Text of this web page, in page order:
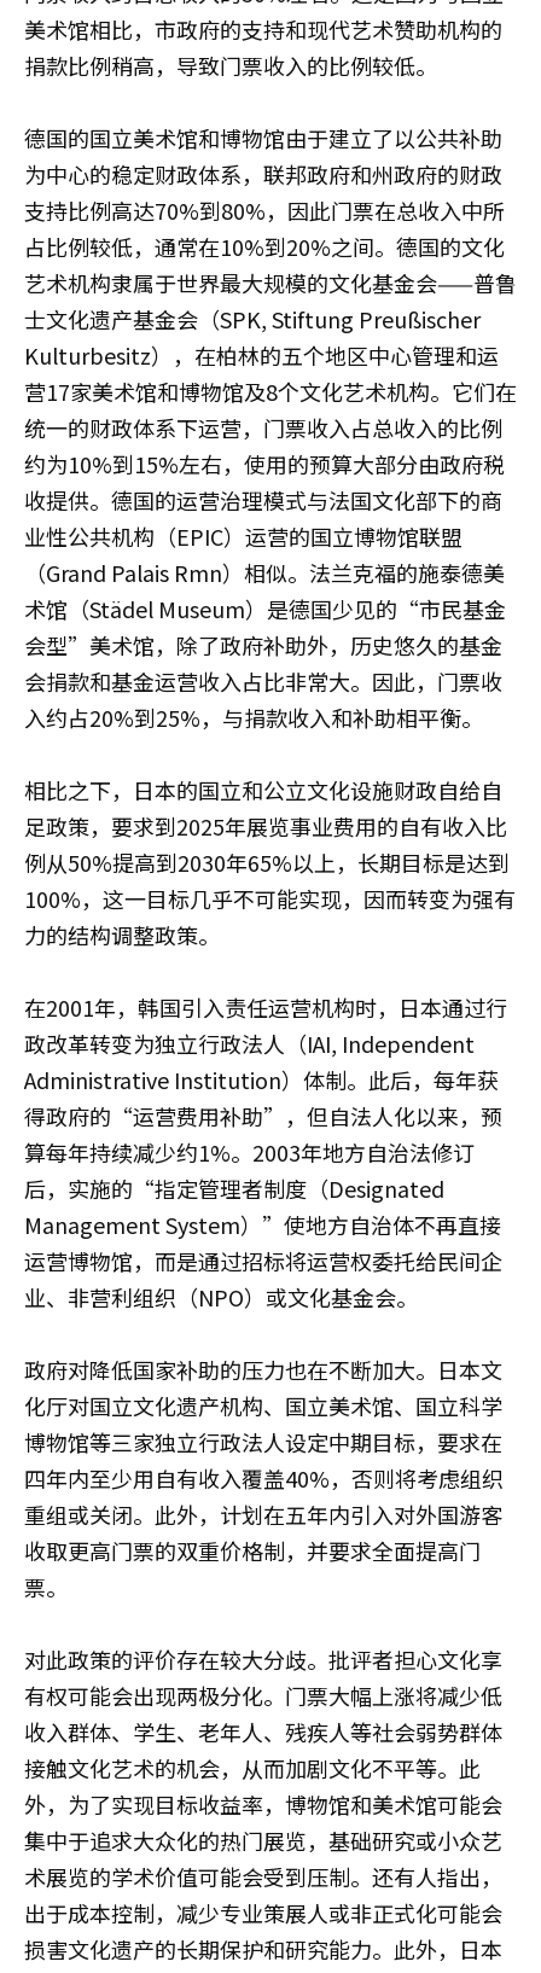
美术馆相比，市政府的支持和现代艺术赞助机构的
捐款比例稍高，导致门票收入的比例较低。
德国的国立美术馆和博物馆由于建立了以公共补助
为中心的稳定财政体系，联邦政府和州政府的财政
支持比例高达70%到80%，因此门票在总收入中所
占比例较低，通常在10%到20%之间。德国的文化
艺术机构隶属于世界最大规模的文化基金会——普鲁
士文化遗产基金会（SPK, Stiftung Preußischer
Kulturbesitz），在柏林的五个地区中心管理和运
营17家美术馆和博物馆及8个文化艺术机构。它们在
统一的财政体系下运营，门票收入占总收入的比例
约为10%到15%左右，使用的预算大部分由政府税
收提供。德国的运营治理模式与法国文化部下的商
业性公共机构（EPIC）运营的国立博物馆联盟
（Grand Palais Rmn）相似。法兰克福的施泰德美
术馆（Städel Museum）是德国少见的“市民基金
会型”美术馆，除了政府补助外，历史悠久的基金
会捐款和基金运营收入占比非常大。因此，门票收
入约占20%到25%，与捐款收入和补助相平衡。
相比之下，日本的国立和公立文化设施财政自给自
足政策，要求到2025年展览事业费用的自有收入比
例从50%提高到2030年65%以上，长期目标是达到
100%，这一目标几乎不可能实现，因而转变为强有
力的结构调整政策。
在2001年，韩国引入责任运营机构时，日本通过行
政改革转变为独立行政法人（IAI, Independent
Administrative Institution）体制。此后，每年获
得政府的“运营费用补助”，但自法人化以来，预
算每年持续减少约1%。2003年地方自治法修订
后，实施的“指定管理者制度（Designated
Management System）”使地方自治体不再直接
运营博物馆，而是通过招标将运营权委托给民间企
业、非营利组织（NPO）或文化基金会。
政府对降低国家补助的压力也在不断加大。日本文
化厅对国立文化遗产机构、国立美术馆、国立科学
博物馆等三家独立行政法人设定中期目标，要求在
四年内至少用自有收入覆盖40%，否则将考虑组织
重组或关闭。此外，计划在五年内引入对外国游客
收取更高门票的双重价格制，并要求全面提高门
票。
对此政策的评价存在较大分歧。批评者担心文化享
有权可能会出现两极分化。门票大幅上涨将减少低
收入群体、学生、老年人、残疾人等社会弱势群体
接触文化艺术的机会，从而加剧文化不平等。此
外，为了实现目标收益率，博物馆和美术馆可能会
集中于追求大众化的热门展览，基础研究或小众艺
术展览的学术价值可能会受到压制。还有人指出，
出于成本控制，减少专业策展人或非正式化可能会
损害文化遗产的长期保护和研究能力。此外，日本